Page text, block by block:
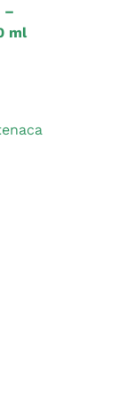
–
ml